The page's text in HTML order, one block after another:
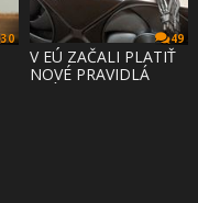
30 49
V EÚ ZAČALI PLATIŤ
NOVÉ PRAVIDLÁ